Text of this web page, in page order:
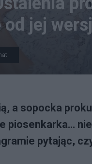
jej
a sopocka
piosenkarka…
pytając,